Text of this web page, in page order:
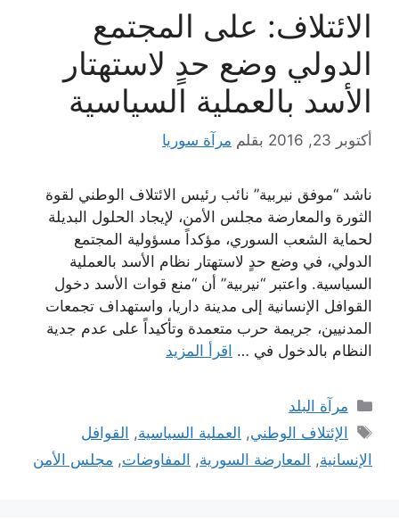
الائتلاف: على المجتمع
الدولي وضع حدٍ لاستهتار
الأسد بالعملية السياسية
أكتوبر 23, 2016 بقلم مرآة سوريا
ناشد “موفق نيربية” نائب رئيس الائتلاف الوطني لقوة
الثورة والمعارضة مجلس الأمن، لإيجاد الحلول البديلة
لحماية الشعب السوري، مؤكداً مسؤولية المجتمع
الدولي، في وضع حدٍ لاستهتار نظام الأسد بالعملية
السياسية. واعتبر “نيربية” أن “منع قوات الأسد دخول
القوافل الإنسانية إلى مدينة داريا، واستهداف تجمعات
المدنيين، جريمة حرب متعمدة وتأكيداً على عدم جدية
النظام بالدخول في … اقرأ المزيد
التصنيفات
مرآة البلد
الوسوم
الإئتلاف الوطني, العملية السياسية, القوافل
الإنسانية, المعارضة السورية, المفاوضات, مجلس الأمن